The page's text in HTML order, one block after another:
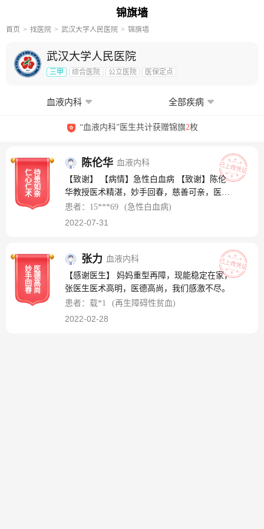
锦旗墙
首页 找医院 武汉大学人民医院 锦旗墙
武汉大学人民医院
三甲 综合医院 公立医院 医保定点
“血液内科”医生共计获赠锦旗2枚
血液内科 全部疾病
仁
心
仁
术
待
患
如
亲
陈伦华 血液内科
【致谢】 【病情】急性白血病 【致谢】陈伦
华教授医术精湛，妙手回春，慈善可亲，医术
可信，医德高尚可敬，光明天使，济世良医，
感谢陈教授从死神手里救回了我，给我了我第
患者：15***69 (急性白血病)
2022-07-31
妙
手
回
春
医
德
高
尚
张力 血液内科
【感谢医生】 妈妈重型再障，现能稳定在家，
张医生医术高明，医德高尚，我们感激不尽。
患者：载*1
(再生障碍性贫血)
2022-02-28